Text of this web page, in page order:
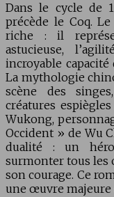
Dans le cycle de
précède le Coq.
riche : il
astucieuse,
incroyable capacité
La mythologie
scène des
créatures
Wukong,
Occident » de Wu
dualité : un
surmonter tous les
son courage. Ce
une œuvre majeure